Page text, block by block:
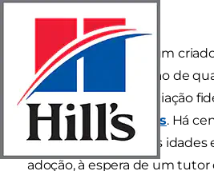
dele.
Antes de se dirigir a um
sempre adotar um cão de
através de uma associação
exemplo a
Blue Cross. Há
amorosos de todas as idades
adoção, à espera de um